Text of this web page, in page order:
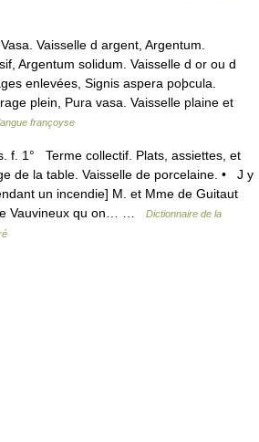
Vaisselle d argent, Argentum.
Argentum solidum. Vaisselle d or ou d
enlevées, Signis aspera poþcula.
plein, Pura vasa. Vaisselle plaine et
françoyse
f. 1° Terme collectif. Plats, assiettes, et
de la table. Vaisselle de porcelaine. • J y
un incendie] M. et Mme de Guitaut
Vauvineux qu on… …
Dictionnaire de la